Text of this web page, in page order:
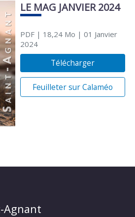
LE MAG JANVIER 2024
PDF| 18,24 Mo | 01 Janvier
2024
Télécharger
Feuilleter sur Calaméo
Agnant